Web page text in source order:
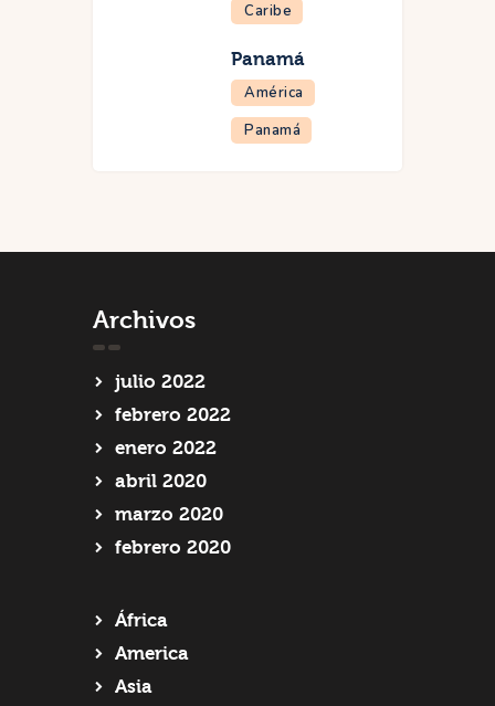
Caribe
Panamá
América
Panamá
Archivos
julio2022
febrero2022
enero2022
abril2020
marzo2020
febrero2020
África
America
Asia